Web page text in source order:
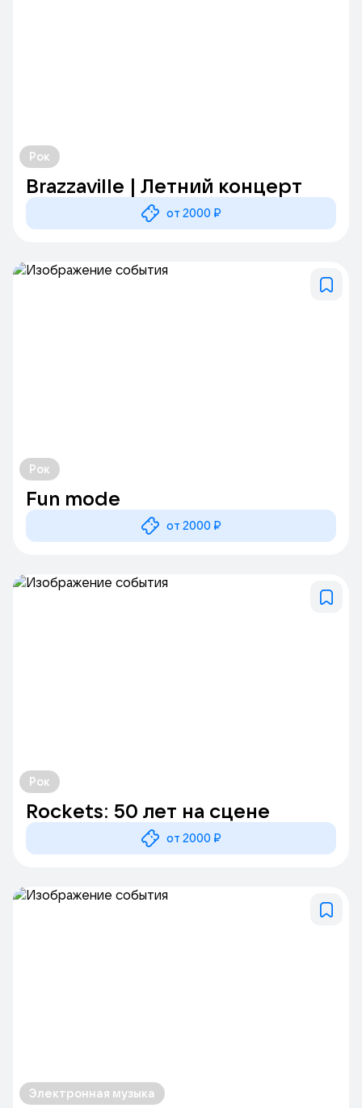
Рок
Brazzaville | Летний концерт
от 2000 ₽
Рок
Fun mode
от 2000 ₽
Рок
Rockets: 50 лет на сцене
от 2000 ₽
Электронная музыка